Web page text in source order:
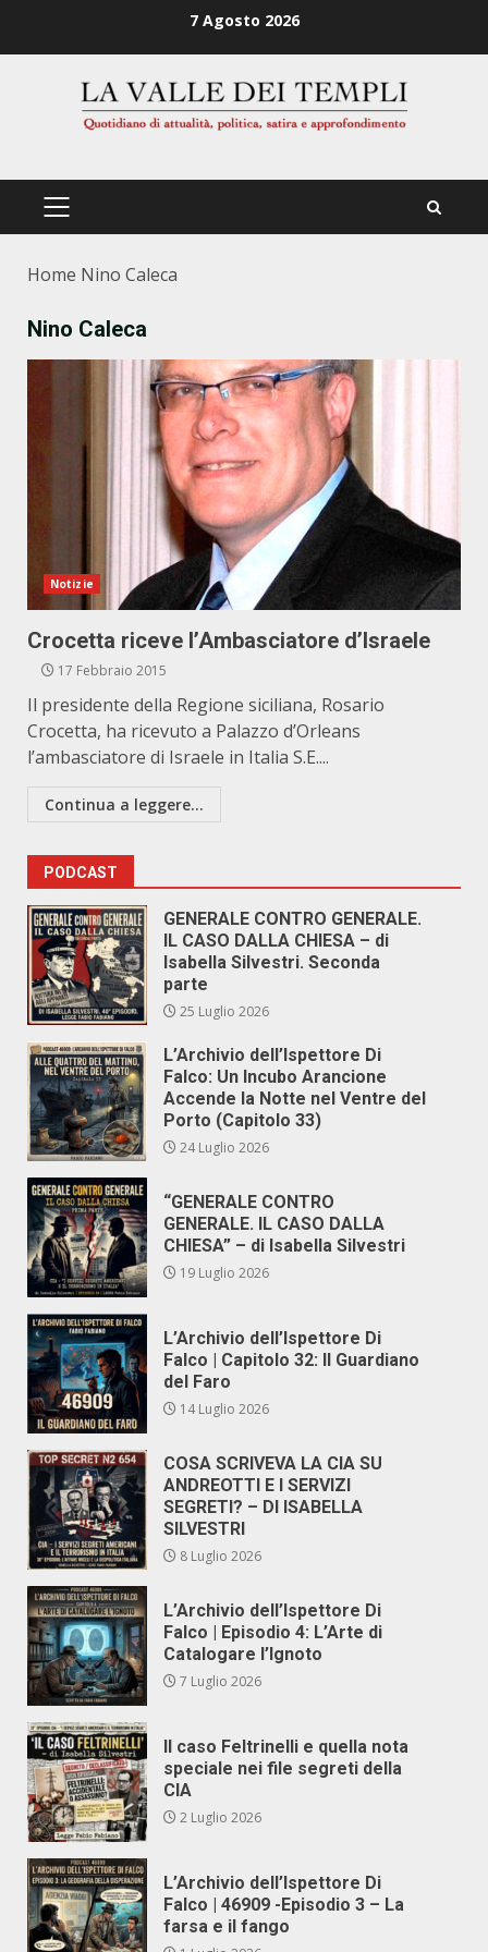
7 Agosto 2026
PRIMÄRES
Home Nino Caleca
Nino Caleca
Notizie
Crocetta riceve l’Ambasciatore d’Israele
17 Febbraio 2015
Il presidente della Regione siciliana, Rosario
Crocetta, ha ricevuto a Palazzo d’Orleans
l’ambasciatore di Israele in Italia S.E....
Continua a leggere...
PODCAST
GENERALE CONTRO GENERALE.
IL CASO DALLA CHIESA – di
Isabella Silvestri. Seconda
parte
25 Luglio 2026
L’Archivio dell’Ispettore Di
Falco: Un Incubo Arancione
Accende la Notte nel Ventre del
Porto (Capitolo 33)
24 Luglio 2026
“GENERALE CONTRO
GENERALE. IL CASO DALLA
CHIESA” – di Isabella Silvestri
19 Luglio 2026
L’Archivio dell’Ispettore Di
Falco | Capitolo 32: Il Guardiano
del Faro
14 Luglio 2026
COSA SCRIVEVA LA CIA SU
ANDREOTTI E I SERVIZI
SEGRETI? – DI ISABELLA
SILVESTRI
8 Luglio 2026
L’Archivio dell’Ispettore Di
Falco | Episodio 4: L’Arte di
Catalogare l’Ignoto
7 Luglio 2026
Il caso Feltrinelli e quella nota
speciale nei file segreti della
CIA
2 Luglio 2026
L’Archivio dell’Ispettore Di
Falco | 46909 -Episodio 3 – La
farsa e il fango